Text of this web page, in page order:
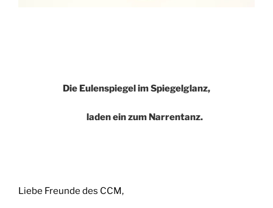
Die Eulenspiegel im Spiegelglanz,
laden ein zum Narrentanz.
Liebe Freunde des CCM,